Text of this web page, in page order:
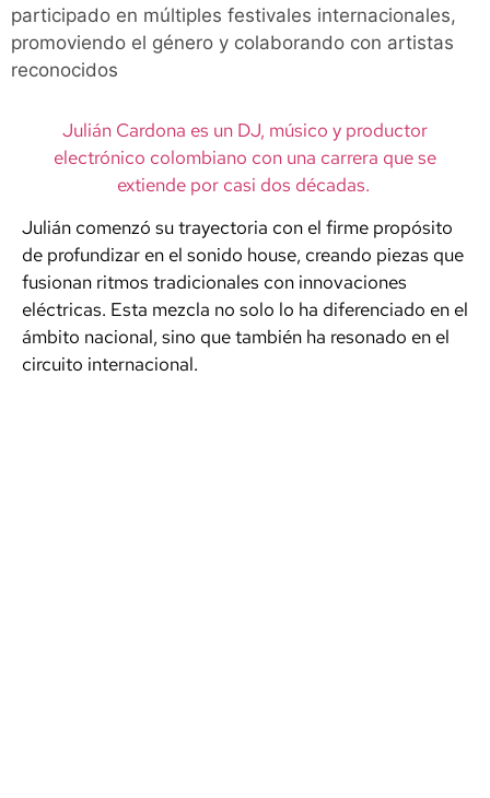
participado en múltiples festivales internacionales,
promoviendo el género y colaborando con artistas
reconocidos
Julián Cardona es un DJ, músico y productor
electrónico colombiano con una carrera que se
extiende por casi dos décadas.
Julián comenzó su trayectoria con el firme propósito
de profundizar en el sonido house, creando piezas que
fusionan ritmos tradicionales con innovaciones
eléctricas. Esta mezcla no solo lo ha diferenciado en el
ámbito nacional, sino que también ha resonado en el
circuito internacional.